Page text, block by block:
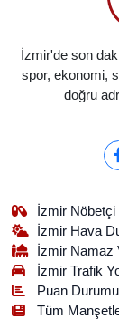
İzmir'de son
spor, ekonomi,
doğru
İzmir
İzmir Hava
İzmir Namaz
İzmir Trafik
Puan
Tüm